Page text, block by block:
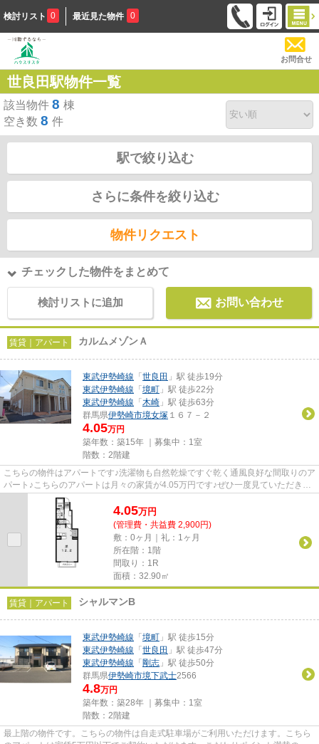
検討リスト 0 最近見た物件 0
お問合せ
世良田駅物件一覧
該当物件 8 棟
空き数 8 件
駅で絞り込む
さらに条件を絞り込む
物件リクエスト
チェックした物件をまとめて
検討リストに追加 お問い合わせ
賃貸｜アパート カルムメゾンＡ
東武伊勢崎線 「 世良田 」駅 徒歩19分
東武伊勢崎線 「 境町 」駅 徒歩22分
東武伊勢崎線 「 木崎 」駅 徒歩63分
群馬県伊勢崎市境女塚 １６７－２
4.05万円
築年数：築15年 ｜募集中： 1室
階数：2階建
こちらの物件はアパートです♪洗濯物も自然乾燥ですぐ乾く通風良好な間取りのア
パート♪こちらのアパートは月々の家賃が4.05万円です♪ぜひ一度見ていただきた
い、「カルムメゾンA」です♪...
4.05万円
(管理費・共益費 2,900円)
敷：0ヶ月｜礼：1ヶ月
所在階：1階
間取り：1R
面積：32.90㎡
賃貸｜アパート シャルマンB
東武伊勢崎線 「 境町 」駅 徒歩15分
東武伊勢崎線 「 世良田 」駅 徒歩47分
東武伊勢崎線 「 剛志 」駅 徒歩50分
群馬県伊勢崎市境下武士2566
4.8万円
築年数：築28年 ｜募集中： 1室
階数：2階建
最上階の物件です。こちらの物件は自走式駐車場がご利用いただけます。こちら